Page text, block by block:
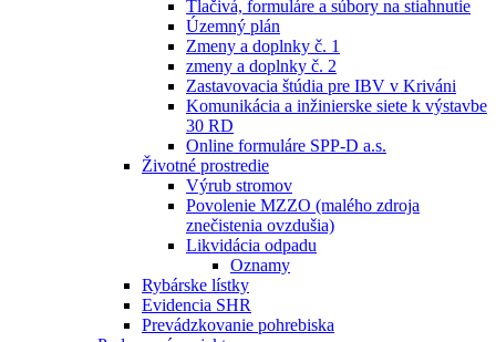
Tlačivá, formuláre a súbory na stiahnutie
Územný plán
Zmeny a doplnky č. 1
zmeny a doplnky č. 2
Zastavovacia štúdia pre IBV v Kriváni
Komunikácia a inžinierske siete k výstavbe
30 RD
Online formuláre SPP-D a.s.
Životné prostredie
Výrub stromov
Povolenie MZZO (malého zdroja
znečistenia ovzdušia)
Likvidácia odpadu
Oznamy
Rybárske lístky
Evidencia SHR
Prevádzkovanie pohrebiska